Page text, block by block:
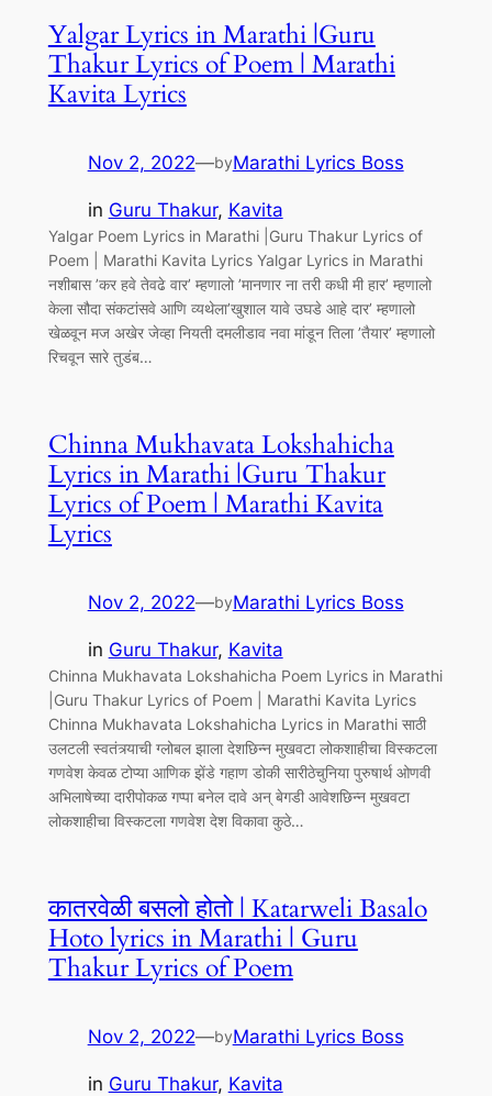
Yalgar Lyrics in Marathi |Guru
Thakur Lyrics of Poem | Marathi
Kavita Lyrics
Nov 2, 2022—byMarathi Lyrics Boss
in Guru Thakur, Kavita
Yalgar Poem Lyrics in Marathi |Guru Thakur Lyrics of
Poem | Marathi Kavita Lyrics Yalgar Lyrics in Marathi
नशीबास ’कर हवे तेवढे वार’ म्हणालो ’मानणार ना तरी कधी मी हार’ म्हणालो
केला सौदा संकटांसवे आणि व्यथेला’खुशाल यावे उघडे आहे दार’ म्हणालो
खेळवून मज अखेर जेव्हा नियती दमलीडाव नवा मांडून तिला ’तैयार’ म्हणालो
रिचवून सारे तुडंब…
Chinna Mukhavata Lokshahicha
Lyrics in Marathi |Guru Thakur
Lyrics of Poem | Marathi Kavita
Lyrics
Nov 2, 2022—byMarathi Lyrics Boss
in Guru Thakur, Kavita
Chinna Mukhavata Lokshahicha Poem Lyrics in Marathi
|Guru Thakur Lyrics of Poem | Marathi Kavita Lyrics
Chinna Mukhavata Lokshahicha Lyrics in Marathi साठी
उलटली स्वतंत्र्याची ग्लोबल झाला देशछिन्न मुखवटा लोकशाहीचा विस्कटला
गणवेश केवळ टोप्या आणिक झेंडे गहाण डोकी सारीठेचुनिया पुरुषार्थ ओणवी
अभिलाषेच्या दारीपोकळ गप्पा बनेल दावे अन् बेगडी आवेशछिन्न मुखवटा
लोकशाहीचा विस्कटला गणवेश देश विकावा कुठे…
कातरवेळी बसलो होतो | Katarweli Basalo
Hoto lyrics in Marathi | Guru
Thakur Lyrics of Poem
Nov 2, 2022—byMarathi Lyrics Boss
in Guru Thakur, Kavita